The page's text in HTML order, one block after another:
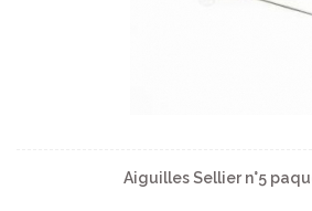
Aiguilles Sellier n°5